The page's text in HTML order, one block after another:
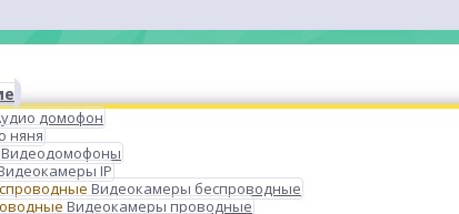
домофон
няня
Видеодомофоны
IP
Видеокамеры беспроводные
Видеокамеры проводные